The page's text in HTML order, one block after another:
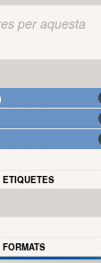
per aquesta
ETIQUETES